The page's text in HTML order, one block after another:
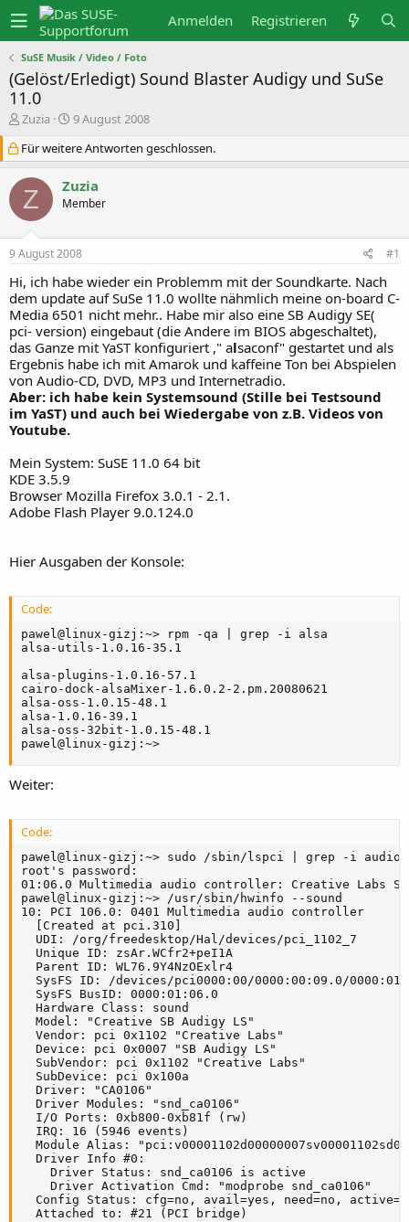
Anmelden Registrieren
SuSE Musik / Video / Foto
(Gelöst/Erledigt) Sound Blaster Audigy und SuSe
11.0
E
s
t
e
Zuzia
E
s
t
l
l
m
9 August 2008
Für weitere Antworten geschlossen.
Z Zuzia
Member
9 August 2008 #1
Hi, ich habe wieder ein Problemm mit der Soundkarte. Nach
dem update auf SuSe 11.0 wollte nähmlich meine on-board C-
Media 6501 nicht mehr.. Habe mir also eine SB Audigy SE(
pci- version) eingebaut (die Andere im BIOS abgeschaltet),
das Ganze mit YaST konfiguriert ," alsaconf" gestartet und als
Ergebnis habe ich mit Amarok und kaffeine Ton bei Abspielen
von Audio-CD, DVD, MP3 und Internetradio.
Aber: ich habe kein Systemsound (Stille bei Testsound
im YaST) und auch bei Wiedergabe von z.B. Videos von
Youtube.
Mein System: SuSE 11.0 64 bit
KDE 3.5.9
Browser Mozilla Firefox 3.0.1 - 2.1.
Adobe Flash Player 9.0.124.0
Hier Ausgaben der Konsole:
Code:
pawel@linux-gizj:~> rpm -qa | grep -i alsa
alsa-utils-1.0.16-35.1
alsa-plugins-1.0.16-57.1
cairo-dock-alsaMixer-1.6.0.2-2.pm.20080621
alsa-oss-1.0.15-48.1
alsa-1.0.16-39.1
alsa-oss-32bit-1.0.15-48.1
pawel@linux-gizj:~>
Weiter:
Code:
pawel@linux-gizj:~> sudo /sbin/lspci | grep -i audio
root's password:
01:06.0 Multimedia audio controller: Creative Labs SB
pawel@linux-gizj:~> /usr/sbin/hwinfo --sound
10: PCI 106.0: 0401 Multimedia audio controller
  [Created at pci.310]
  UDI: /org/freedesktop/Hal/devices/pci_1102_7
  Unique ID: zsAr.WCfr2+peI1A
  Parent ID: WL76.9Y4NzOExlr4
SysFS ID: /devices/pci0000:00/0000:00:09.0/
  SysFS BusID: 0000:01:06.0
  Hardware Class: sound
  Model: "Creative SB Audigy LS"
  Vendor: pci 0x1102 "Creative Labs"
  Device: pci 0x0007 "SB Audigy LS"
  SubVendor: pci 0x1102 "Creative Labs"
  SubDevice: pci 0x100a
  Driver: "CA0106"
  Driver Modules: "snd_ca0106"
  I/O Ports: 0xb800-0xb81f (rw)
  IRQ: 16 (5946 events)
Module Alias:
  Driver Info #0:
    Driver Status: snd_ca0106 is active
    Driver Activation Cmd: "modprobe snd_ca0106"
Config Status: cfg=no, avail=yes, need=no,
  Attached to: #21 (PCI bridge)